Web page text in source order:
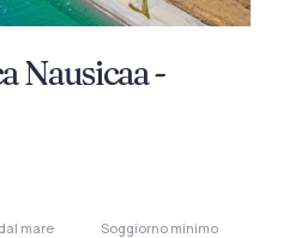
Nausicaa -
mare
Soggiorno minimo